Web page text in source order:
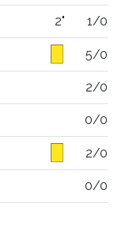
2" 1/0
5/0
2/0
0/0
2/0
0/0